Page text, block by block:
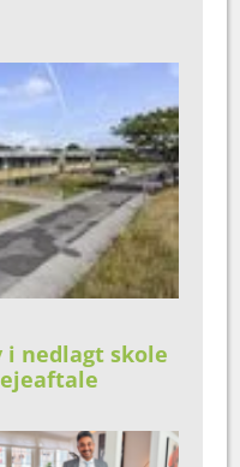
nedlagt skole